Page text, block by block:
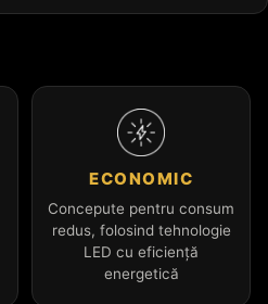
ECONOMIC
Concepute pentru consum
redus, folosind tehnologie
LED cu eficiență
energetică